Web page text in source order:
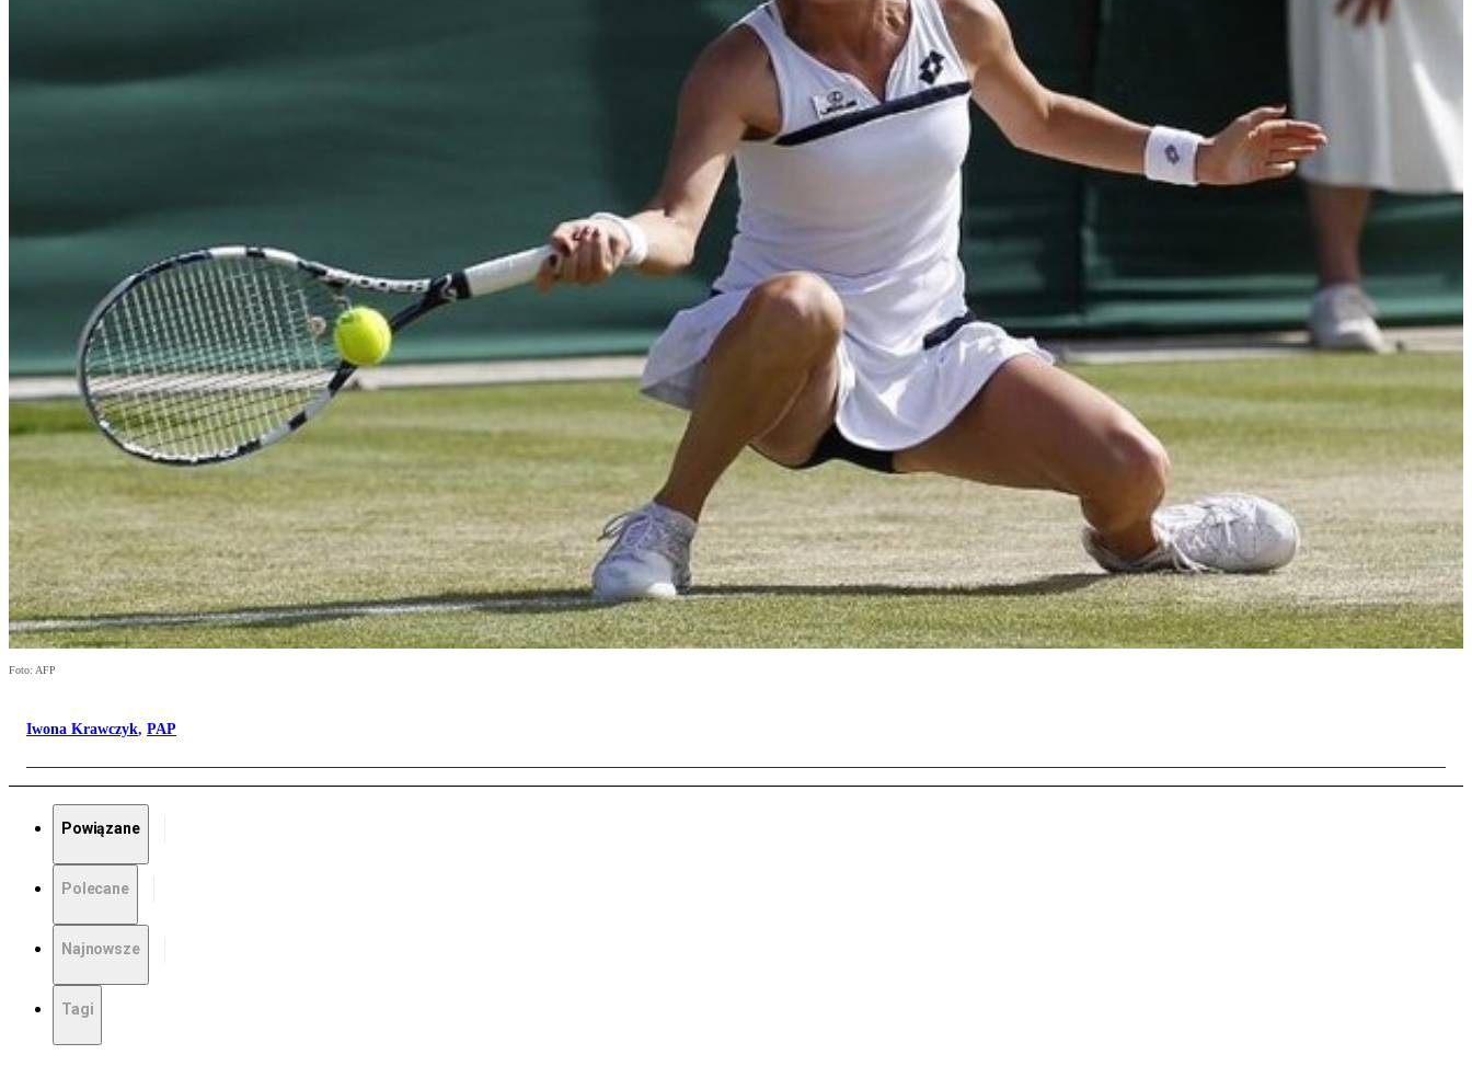
Foto: AFP
Iwona Krawczyk, PAP
Powiązane
Polecane
Najnowsze
Tagi